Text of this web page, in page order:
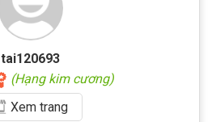
tai120693
(Hạng kim cương)
Xemtrang